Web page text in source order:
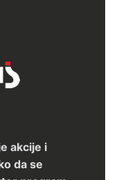
akcije i
da se